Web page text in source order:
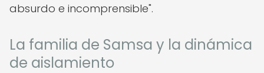
absurdo e incomprensible".
La familia de Samsa y la dinámica
de aislamiento